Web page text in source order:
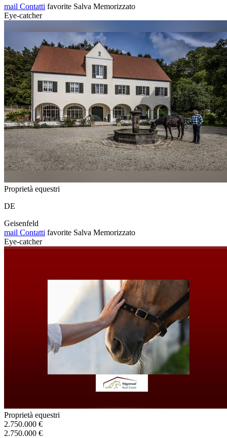
mail Contatti favorite Salva Memorizzato
Eye-catcher
Proprietà equestri
DE
Geisenfeld
mail Contatti favorite Salva Memorizzato
Eye-catcher
Proprietà equestri
2.750.000 €
2.750.000 €